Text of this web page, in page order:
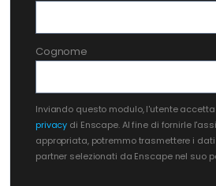
Cognome
Inviando questo modulo, l'utente
privacy di Enscape. Al fine di fornirle
appropriata, potremmo trasmettere i
partner selezionati da Enscape nel suo